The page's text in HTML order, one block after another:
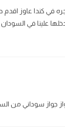
في كندا عاوز
علينا في
جواز سوداني من